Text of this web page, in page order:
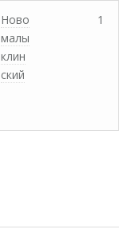
Ново
малы
клин
ский
1